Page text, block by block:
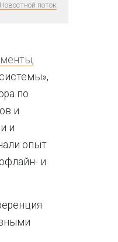
Новостной поток
по
и
и
опыт
и